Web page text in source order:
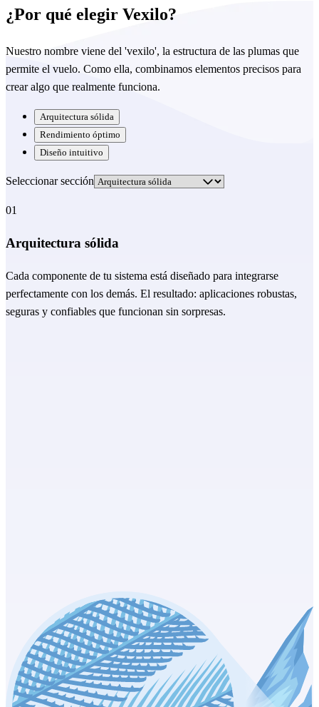
¿Por qué elegir Vexilo?
Nuestro nombre viene del 'vexilo', la estructura de las plumas que
permite el vuelo. Como ella, combinamos elementos precisos para
crear algo que realmente funciona.
Arquitectura sólida
Rendimiento óptimo
Diseño intuitivo
Seleccionar sección
01
Arquitectura sólida
Cada componente de tu sistema está diseñado para integrarse
perfectamente con los demás. El resultado: aplicaciones robustas,
seguras y confiables que funcionan sin sorpresas.